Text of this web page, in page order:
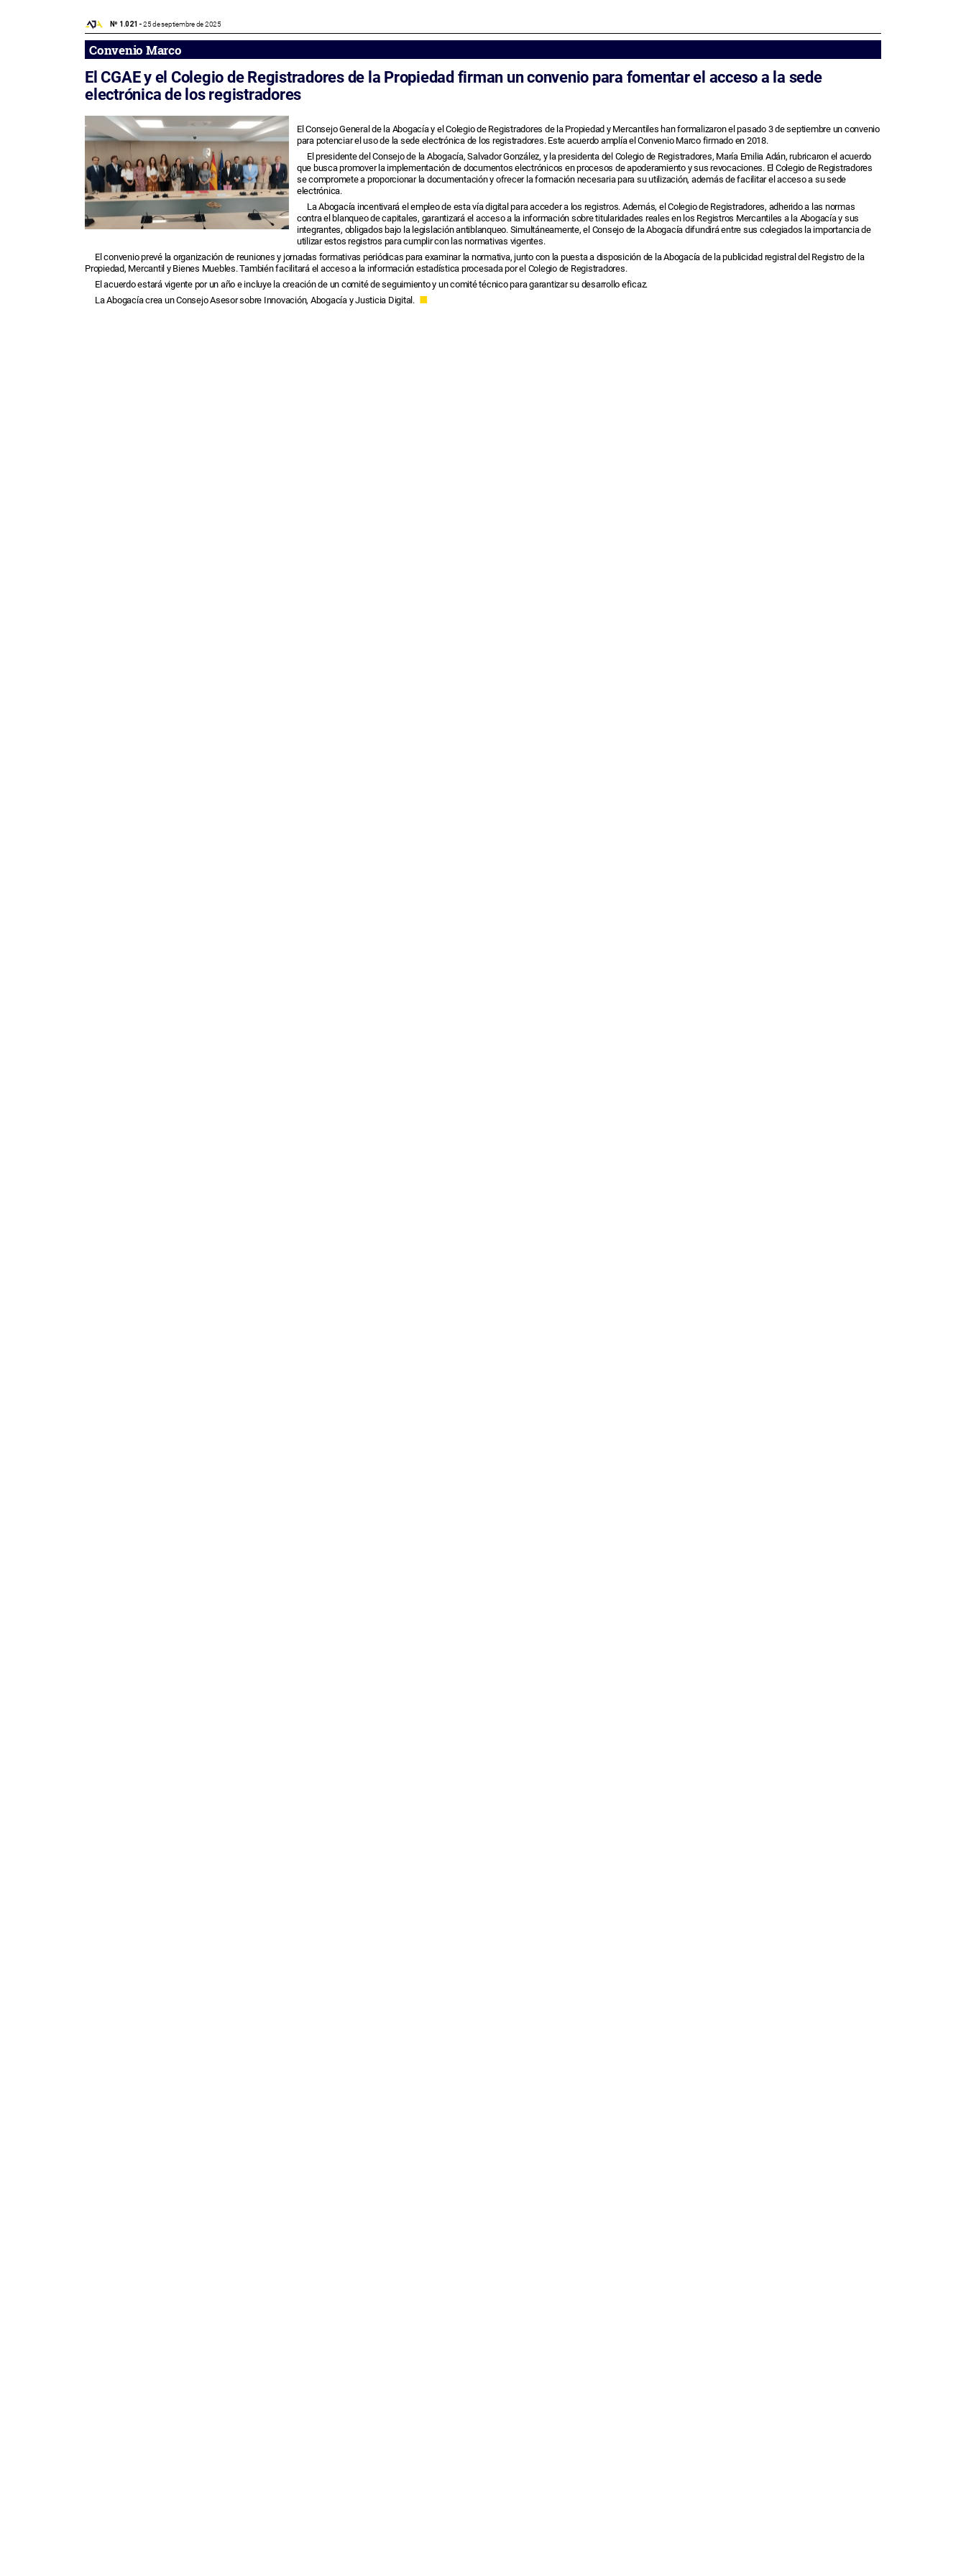
Nº 1.021 -25 de septiembre de 2025
Convenio Marco
El CGAE y el Colegio de Registradores de la Propiedad firman un convenio para fomentar el acceso a la sede
electrónica de los registradores
El Consejo General de la Abogacía y el Colegio de Registradores de la Propiedad y Mercantiles han formalizaron el pasado 3 de septiembre un convenio
para potenciar el uso de la sede electrónica de los registradores. Este acuerdo amplía el Convenio Marco firmado en 2018.
El presidente del Consejo de la Abogacía, Salvador González, y la presidenta del Colegio de Registradores, María Emilia Adán, rubricaron el acuerdo
que busca promover la implementación de documentos electrónicos en procesos de apoderamiento y sus revocaciones. El Colegio de Registradores
se compromete a proporcionar la documentación y ofrecer la formación necesaria para su utilización, además de facilitar el acceso a su sede
electrónica.
La Abogacía incentivará el empleo de esta vía digital para acceder a los registros. Además, el Colegio de Registradores, adherido a las normas
contra el blanqueo de capitales, garantizará el acceso a la información sobre titularidades reales en los Registros Mercantiles a la Abogacía y sus
integrantes, obligados bajo la legislación antiblanqueo. Simultáneamente, el Consejo de la Abogacía difundirá entre sus colegiados la importancia de
utilizar estos registros para cumplir con las normativas vigentes.
El convenio prevé la organización de reuniones y jornadas formativas periódicas para examinar la normativa, junto con la puesta a disposición de la Abogacía de la publicidad registral del Registro de la
Propiedad, Mercantil y Bienes Muebles. También facilitará el acceso a la información estadística procesada por el Colegio de Registradores.
El acuerdo estará vigente por un año e incluye la creación de un comité de seguimiento y un comité técnico para garantizar su desarrollo eficaz.
La Abogacía crea un Consejo Asesor sobre Innovación, Abogacía y Justicia Digital.